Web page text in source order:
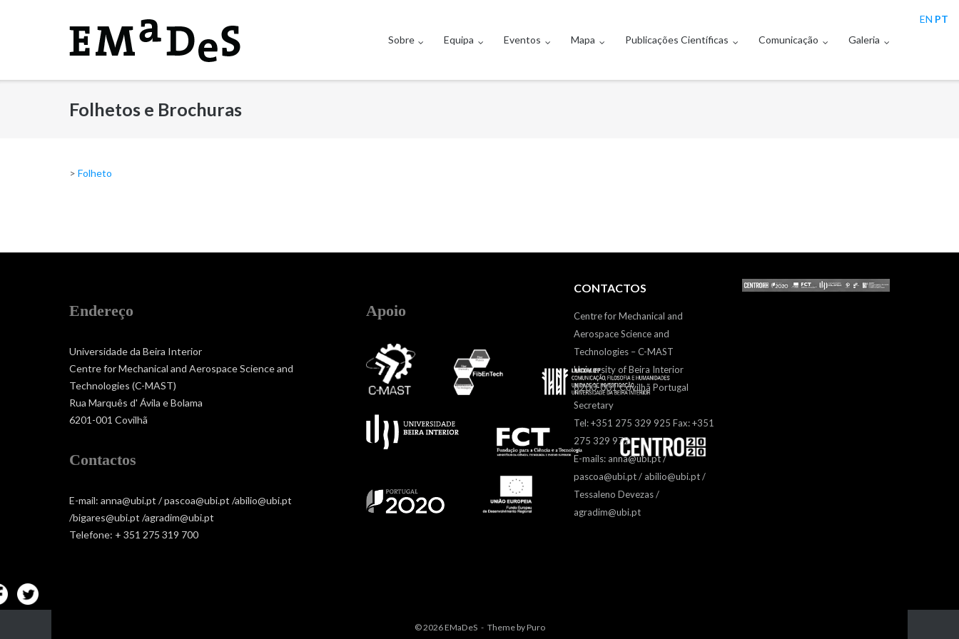
Sobre Equipa Eventos Mapa Publicações Científicas Comunicação Galeria
Folhetos e Brochuras
> Folheto
Endereço
Universidade da Beira Interior
Centre for Mechanical and Aerospace Science and
Technologies (C-MAST)
Rua Marquês d' Ávila e Bolama
6201-001 Covilhã
Contactos
E-mail: anna@ubi.pt / pascoa@ubi.pt /abilio@ubi.pt
/bigares@ubi.pt /agradim@ubi.pt
Telefone: + 351 275 319 700
Apoio
CONTACTOS
Centre for Mechanical and
Aerospace Science and
Technologies – C-MAST
University of Beira Interior
6200-001 Covilhã Portugal
Secretary
Tel: +351 275 329 925 Fax: +351
275 329 972
E-mails: anna@ubi.pt /
pascoa@ubi.pt / abilio@ubi.pt /
Tessaleno Devezas /
agradim@ubi.pt
© 2026EMaDeS Theme byPuro
EN PT